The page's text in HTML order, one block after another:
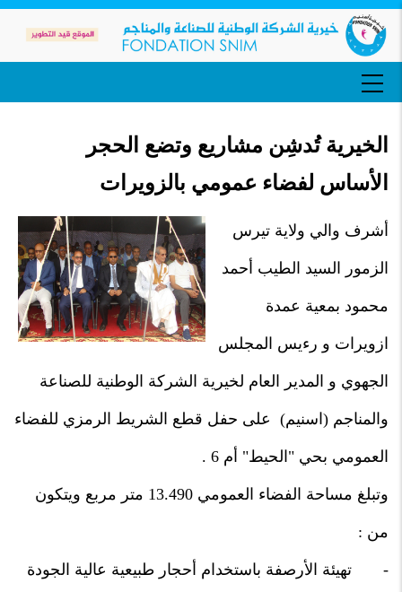
تجاوز
إلى
المحتوى
الرئيسيMAIN
NAVIGATION
الخيرية تُدشِن مشاريع وتضع الحجر
الأساس لفضاء عمومي بالزويرات
أشرف والي ولاية تيرس
الزمور السيد الطيب أحمد
محمود بمعية عمدة
ازويرات و رءيس المجلس
الجهوي و المدير العام لخيرية الشركة الوطنية للصناعة
والمناجم (اسنيم) على حفل قطع الشريط الرمزي للفضاء
العمومي بحي "الحيط" أم 6 .
وتبلغ مساحة الفضاء العمومي 13.490 متر مربع ويتكون
من :
- تهيئة الأرصفة باستخدام أحجار طبيعية عالية الجودة